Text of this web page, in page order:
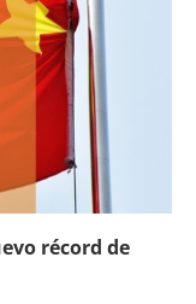
récord de